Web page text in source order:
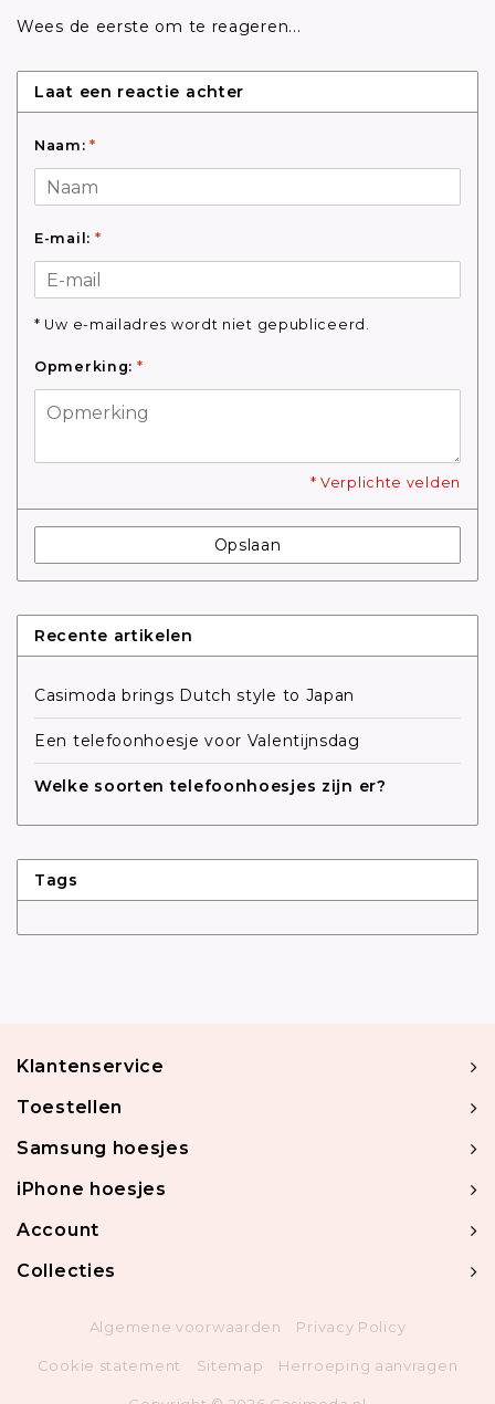
Wees de eerste om te reageren...
Laat een reactie achter
Naam:*
E-mail: *
* Uw e-mailadres wordt niet gepubliceerd.
Opmerking: *
* Verplichte velden
Opslaan
Recente artikelen
Casimoda brings Dutch style to Japan
Een telefoonhoesje voor Valentijnsdag
Welke soorten telefoonhoesjes zijn er?
Tags
Klantenservice
Toestellen
Samsung hoesjes
iPhone hoesjes
Account
Collecties
Algemene voorwaarden Privacy Policy
Cookie statement Sitemap Herroeping aanvragen